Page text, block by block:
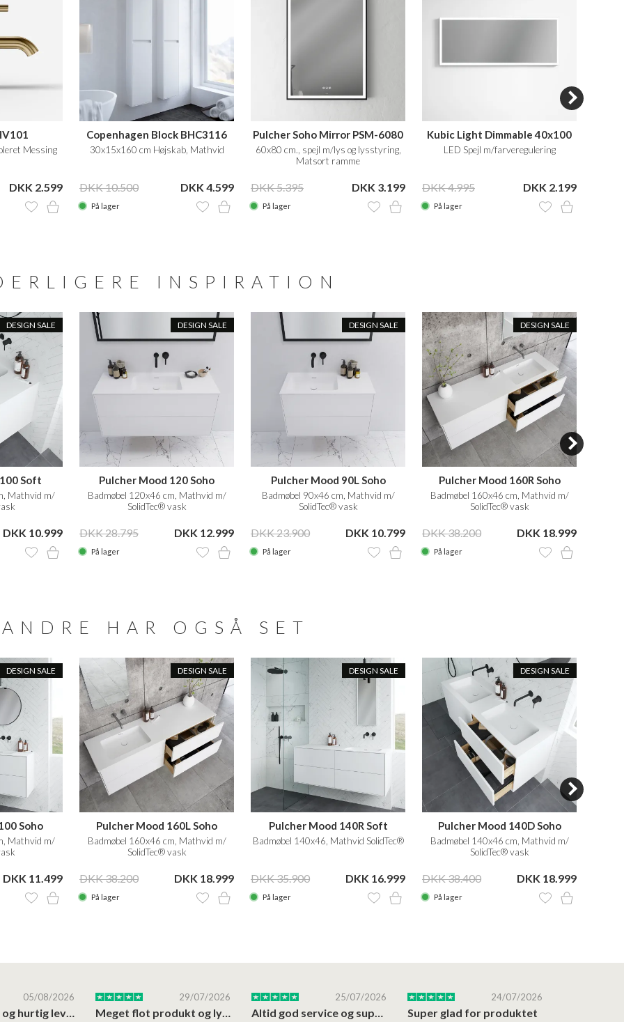
Messing
DKK 2.599
Copenhagen Block BHC3116
30x15x160 cm Højskab, Mathvid
DKK 10.500 DKK 4.599
På lager
Pulcher Soho Mirror PSM-6080
60x80 cm., spejl m/lys og lysstyring,
Matsort ramme
DKK 5.395 DKK 3.199
På lager
Kubic Light Dimmable 40x100
LED Spejl m/farveregulering
DKK 4.995 DKK 2.199
På lager
INSPIRATION
DESIGN SALE
Soft
Mathvid m/
DKK 10.999
DESIGN SALE
Pulcher Mood 120 Soho
Badmøbel 120x46 cm, Mathvid m/
SolidTec® vask
DKK 28.795 DKK 12.999
På lager
DESIGN SALE
Pulcher Mood 90L Soho
Badmøbel 90x46 cm, Mathvid m/
SolidTec® vask
DKK 23.900 DKK 10.799
På lager
DESIGN SALE
Pulcher Mood 160R Soho
Badmøbel 160x46 cm, Mathvid m/
SolidTec® vask
DKK 38.200 DKK 18.999
På lager
ANDRE HAR OGSÅ SET
DESIGN SALE
Soho
Mathvid m/
DKK 11.499
DESIGN SALE
Pulcher Mood 160L Soho
Badmøbel 160x46 cm, Mathvid m/
SolidTec® vask
DKK 38.200 DKK 18.999
På lager
DESIGN SALE
Pulcher Mood 140R Soft
Badmøbel 140x46, Mathvid SolidTec®
DKK 35.900 DKK 16.999
På lager
DESIGN SALE
Pulcher Mood 140D Soho
Badmøbel 140x46 cm, Mathvid m/
SolidTec® vask
DKK 38.400 DKK 18.999
På lager
05/08/2026
Høj kvalitet og hurtig levering
29/07/2026
Meget flot produkt og lynhurtigt levering
25/07/2026
Altid god service og support i forhold…
24/07/2026
Super glad for produktet